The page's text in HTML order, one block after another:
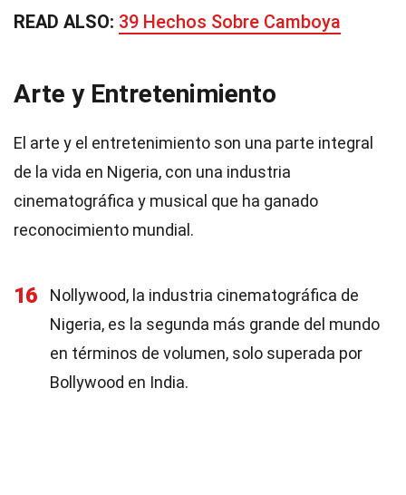
READ ALSO: 39 Hechos Sobre Camboya
Arte y Entretenimiento
El arte y el entretenimiento son una parte integral
de la vida en Nigeria, con una industria
cinematográfica y musical que ha ganado
reconocimiento mundial.
16
Nollywood, la industria cinematográfica de
Nigeria, es la segunda más grande del mundo
en términos de volumen, solo superada por
Bollywood en India.